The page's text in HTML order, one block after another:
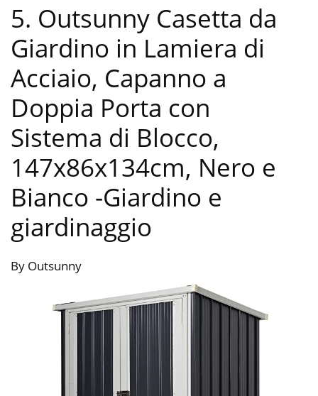
5. Outsunny Casetta da
Giardino in Lamiera di
Acciaio, Capanno a
Doppia Porta con
Sistema di Blocco,
147x86x134cm, Nero e
Bianco -Giardino e
giardinaggio
By Outsunny